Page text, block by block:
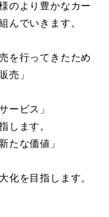
のより豊かなカー
んでいきます。
を行ってきたため
売」
ービス」
します。
たな価値」
化を目指します。